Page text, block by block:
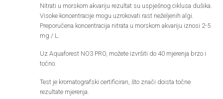
Nitrati u morskom akvariju rezultat su uspješnog ciklusa dušika.
Visoke koncentracije mogu uzrokovati rast neželjenih algi.
Preporučena koncentracija nitrata u morskom akvariju iznosi 2-5
mg / L.
Uz Aquaforest NO3 PRO, možete izvršiti do 40 mjerenja brzo i
točno.
Test je kromatografski certificiran, što znači doista točne
rezultate mjerenja.